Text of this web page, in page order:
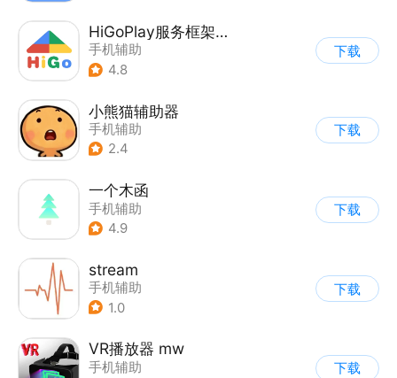
HiGoPlay服务框架安装器
手机辅助
4.8
下载
小熊猫辅助器
手机辅助
2.4
下载
一个木函
手机辅助
4.9
下载
stream
手机辅助
1.0
下载
VR播放器 mw
手机辅助
下载